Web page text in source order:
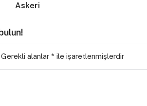
Askeri
Gerekli alanlar * ile işaretlenmişlerdir